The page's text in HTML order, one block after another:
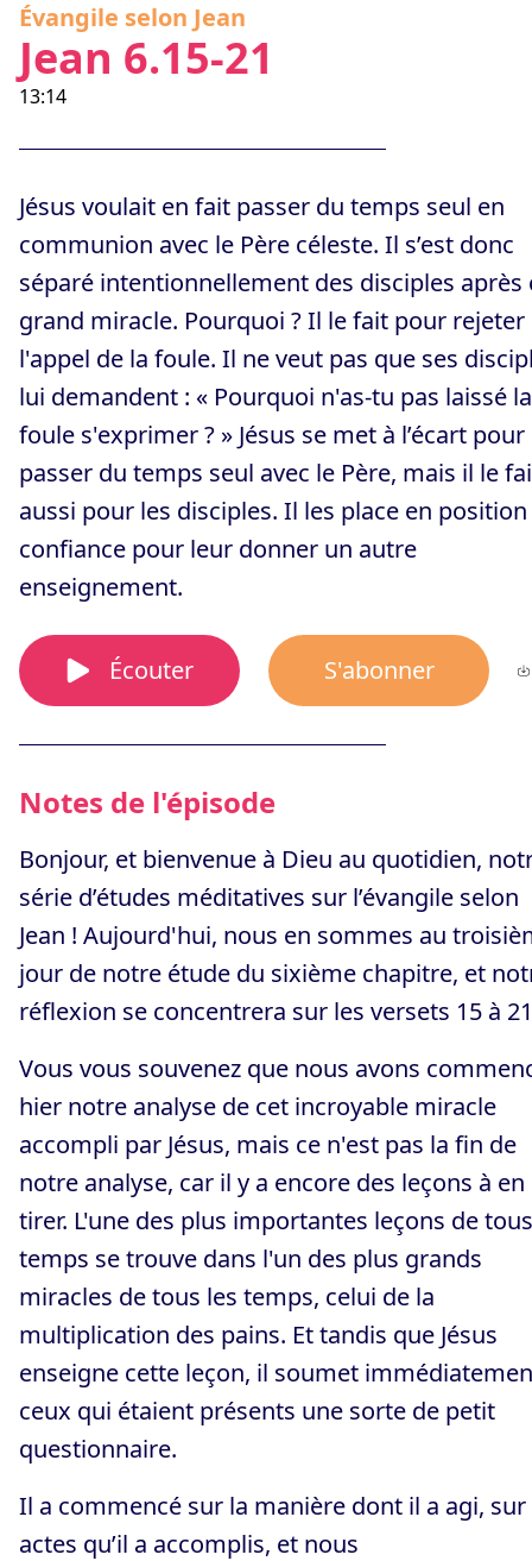
Évangile selon Jean
Jean 6.15-21
13:14
Jésus voulait en fait passer du temps seul en
communion avec le Père céleste. Il s’est donc
séparé intentionnellement des disciples après
grand miracle. Pourquoi ? Il le fait pour rejeter
l'appel de la foule. Il ne veut pas que ses
lui demandent : « Pourquoi n'as-tu pas laissé la
foule s'exprimer ? » Jésus se met à l’écart pour
passer du temps seul avec le Père, mais il le
aussi pour les disciples. Il les place en
confiance pour leur donner un autre
enseignement.
Écouter S'abonner
Notes de l'épisode
Bonjour, et bienvenue à Dieu au quotidien,
série d’études méditatives sur l’évangile selon
Jean ! Aujourd'hui, nous en sommes au
jour de notre étude du sixième chapitre, et
réflexion se concentrera sur les versets 15 à
Vous vous souvenez que nous avons
hier notre analyse de cet incroyable miracle
accompli par Jésus, mais ce n'est pas la fin de
notre analyse, car il y a encore des leçons à en
tirer. L'une des plus importantes leçons de
temps se trouve dans l'un des plus grands
miracles de tous les temps, celui de la
multiplication des pains. Et tandis que Jésus
enseigne cette leçon, il soumet
ceux qui étaient présents une sorte de petit
questionnaire.
Il a commencé sur la manière dont il a agi, sur
actes qu’il a accomplis, et nous